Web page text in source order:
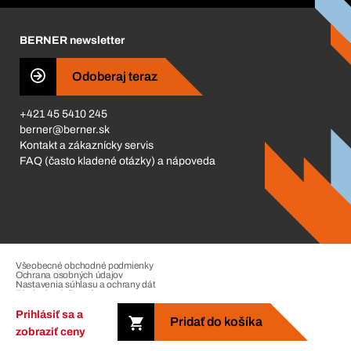
Prihlásiť sa a
zobraziť ceny
Pridať do košíka
Business Conduct
BERNER newsletter
Odoberaj teraz
+421 45 5410 245
berner@berner.sk
Kontakt a zákaznícky servis
FAQ (často kladené otázky) a nápoveda
Copyright © 2026. The Berner Group. All rights reserved.
Všeobecné obchodné podmienky
Ochrana osobných údajov
Nastavenia súhlasu a ochrany dát
Riadenie sťažností